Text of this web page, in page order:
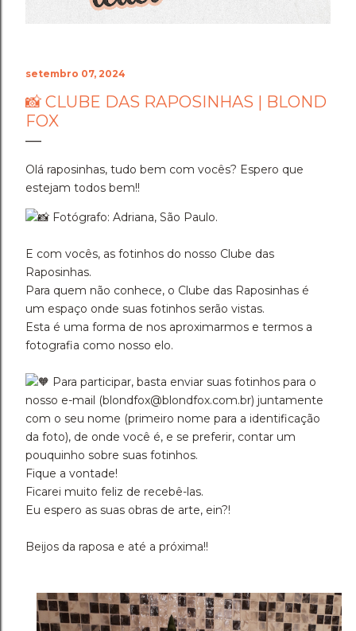
para a sua resiliência e coloca um escudo de luz
dourada ao seu redor...
setembro 07, 2024
📸 CLUBE DAS RAPOSINHAS | BLOND
FOX
Olá raposinhas, tudo bem com vocês? Espero que
estejam todos bem!!
Fotógrafo: Adriana, São Paulo.
E com vocês, as fotinhos do nosso Clube das
Raposinhas.
Para quem não conhece, o Clube das Raposinhas é
um espaço onde suas fotinhos serão vistas.
Esta é uma forma de nos aproximarmos e termos a
fotografia como nosso elo.
Para participar, basta enviar suas fotinhos para o
nosso e-mail (blondfox@blondfox.com.br) juntamente
com o seu nome (primeiro nome para a identificação
da foto), de onde você é, e se preferir, contar um
pouquinho sobre suas fotinhos.
Fique a vontade!
Ficarei muito feliz de recebê-las.
Eu espero as suas obras de arte, ein?!
Beijos da raposa e até a próxima!!